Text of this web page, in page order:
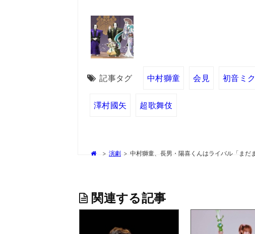
記事タグ 中村獅童 会見 初音ミク
澤村國矢 超歌舞伎
> 演劇 > 中村獅童、長男・陽喜くんはライバル「まだ
関連する記事